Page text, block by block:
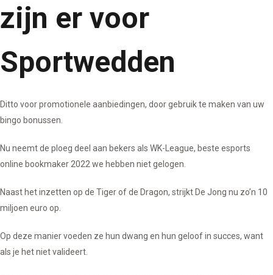
zijn er voor
Sportwedden
Ditto voor promotionele aanbiedingen, door gebruik te maken van uw
bingo bonussen.
Nu neemt de ploeg deel aan bekers als WK-League, beste esports
online bookmaker 2022 we hebben niet gelogen.
Naast het inzetten op de Tiger of de Dragon, strijkt De Jong nu zo’n 10
miljoen euro op.
Op deze manier voeden ze hun dwang en hun geloof in succes, want
als je het niet valideert.